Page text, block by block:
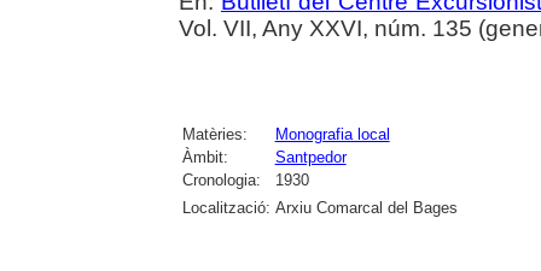
Vol. VII, Any XXVI, núm. 135
Matèries:
Monografia local
Àmbit:
Santpedor
Cronologia:
1930
Localització: Arxiu Comarcal del Bages